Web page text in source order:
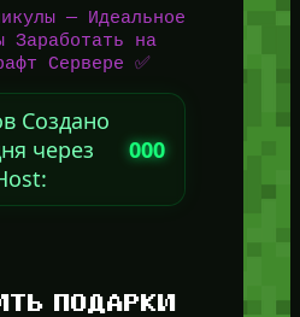
— Идеальное
Заработать на
Сервере ✅
Создано
через
000
ПОДАРКИ